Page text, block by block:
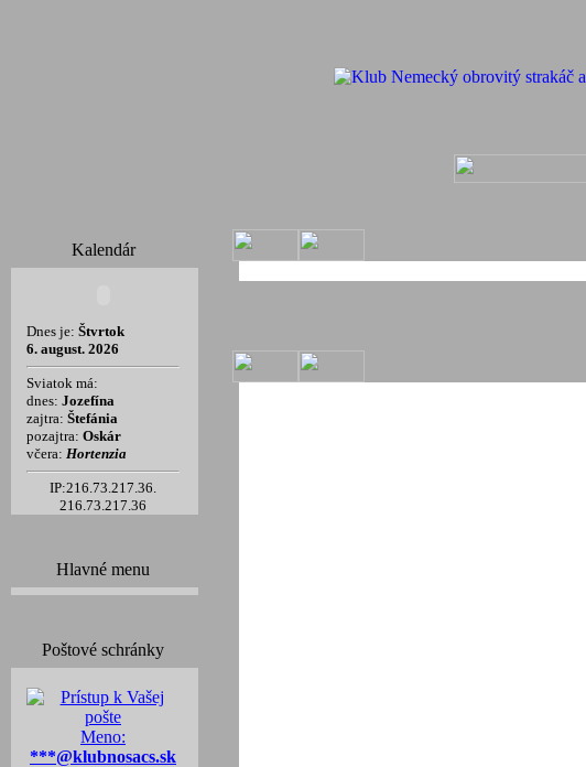
Kalendár
Dnes je: Štvrtok
6. august. 2026
Sviatok má:
dnes: Jozefína
zajtra: Štefánia
pozajtra: Oskár
včera: Hortenzia
IP:216.73.217.36.
216.73.217.36
Hlavné menu
Poštové schránky
Meno:
***@klubnosacs.sk